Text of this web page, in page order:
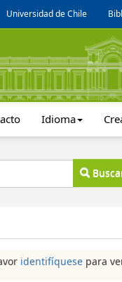
Universidad de Chile
Idioma
identifíquese para